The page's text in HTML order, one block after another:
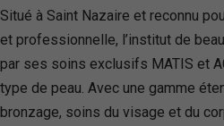
Situé à Saint Nazaire et reconnu
et professionnelle, l’institut de
par ses soins exclusifs MATIS et
type de peau. Avec une gamme
bronzage, soins du visage et du